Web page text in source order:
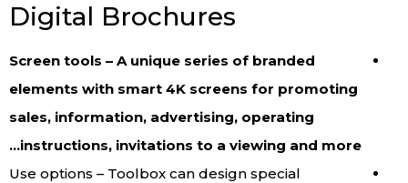
Digital Brochures
Screen tools – A unique series of branded
elements with smart 4K screens for promoting
sales, information, advertising, operating
instructions, invitations to a viewing and more…
Use options – Toolbox can design special